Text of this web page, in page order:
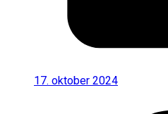
17. oktober 2024